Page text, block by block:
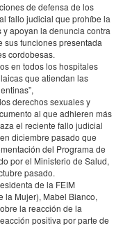
de defensa de los
fallo judicial que prohíbe la
apoyan la denuncia contra
sus funciones presentada
cordobesas.
en todos los hospitales
que atiendan las
derechos sexuales y
al que adhieren más
el reciente fallo judicial
diciembre pasado que
del Programa de
por el Ministerio de Salud,
pasado.
de la FEIM
la Mujer), Mabel Bianco,
la reacción de la
positiva por parte de